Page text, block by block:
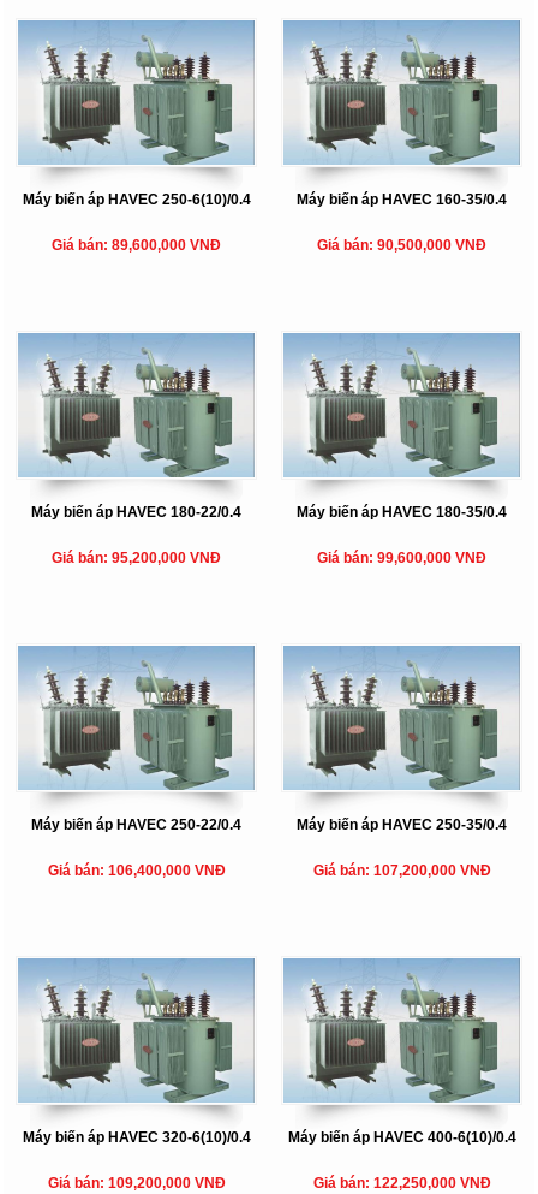
Máy biến áp HAVEC 250-6(10)/0.4
Giá bán: 89,600,000 VNĐ
Máy biến áp HAVEC 160-35/0.4
Giá bán: 90,500,000 VNĐ
Máy biến áp HAVEC 180-22/0.4
Giá bán: 95,200,000 VNĐ
Máy biến áp HAVEC 180-35/0.4
Giá bán: 99,600,000 VNĐ
Máy biến áp HAVEC 250-22/0.4
Giá bán: 106,400,000 VNĐ
Máy biến áp HAVEC 250-35/0.4
Giá bán: 107,200,000 VNĐ
Máy biến áp HAVEC 320-6(10)/0.4
Giá bán: 109,200,000 VNĐ
Máy biến áp HAVEC 400-6(10)/0.4
Giá bán: 122,250,000 VNĐ